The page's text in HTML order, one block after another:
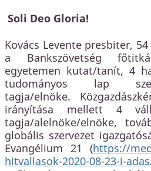
Soli Deo Gloria!
Kovács Levente presbiter,
a Bankszövetség
egyetemen kutat/tanít, 4
tudományos lap
tagja/elnöke.
irányítása mellett 4
tagja/alelnöke/elnöke,
globális szervezet
Evangélium 21 (https://
hitvallasok-2020-08-23-i-